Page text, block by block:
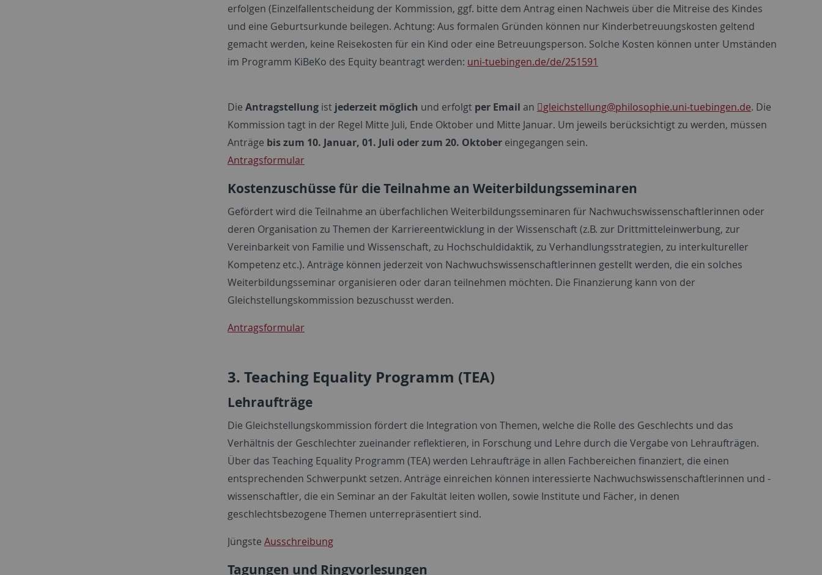
erfolgen (Einzelfallentscheidung der Kommission, ggf. bitte dem Antrag einen Nachweis über die Mitreise des Kindes
und eine Geburtsurkunde beilegen. Achtung: Aus formalen Gründen können nur Kinderbetreuungskosten geltend
gemacht werden, keine Reisekosten für ein Kind oder eine Betreuungsperson. Solche Kosten können unter Umständen
im Programm KiBeKo des Equity beantragt werden: uni-tuebingen.de/de/251591
Die Antragstellung ist jederzeit möglich und erfolgt per Email an gleichstellung@philosophie.uni-tuebingen.de. Die
Kommission tagt in der Regel Mitte Juli, Ende Oktober und Mitte Januar. Um jeweils berücksichtigt zu werden, müssen
Anträge bis zum 10. Januar, 01. Juli oder zum 20. Oktober eingegangen sein.
Antragsformular
Kostenzuschüsse für die Teilnahme an Weiterbildungsseminaren
Gefördert wird die Teilnahme an überfachlichen Weiterbildungsseminaren für Nachwuchswissenschaftlerinnen oder
deren Organisation zu Themen der Karriereentwicklung in der Wissenschaft (z.B. zur Drittmitteleinwerbung, zur
Vereinbarkeit von Familie und Wissenschaft, zu Hochschuldidaktik, zu Verhandlungsstrategien, zu interkultureller
Kompetenz etc.). Anträge können jederzeit von Nachwuchswissenschaftlerinnen gestellt werden, die ein solches
Weiterbildungsseminar organisieren oder daran teilnehmen möchten. Die Finanzierung kann von der
Gleichstellungskommission bezuschusst werden.
Antragsformular
3. Teaching Equality Programm (TEA)
Lehraufträge
Die Gleichstellungskommission fördert die Integration von Themen, welche die Rolle des Geschlechts und das
Verhältnis der Geschlechter zueinander reflektieren, in Forschung und Lehre durch die Vergabe von Lehraufträgen.
Über das Teaching Equality Programm (TEA) werden Lehraufträge in allen Fachbereichen finanziert, die einen
entsprechenden Schwerpunkt setzen. Anträge einreichen können interessierte Nachwuchswissenschaftlerinnen und -
wissenschaftler, die ein Seminar an der Fakultät leiten wollen, sowie Institute und Fächer, in denen
geschlechtsbezogene Themen unterrepräsentiert sind.
Jüngste Ausschreibung
Tagungen und Ringvorlesungen